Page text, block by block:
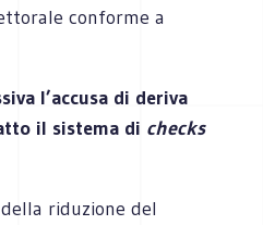
conforme a
l’accusa di deriva
il sistema di checks
riduzione del